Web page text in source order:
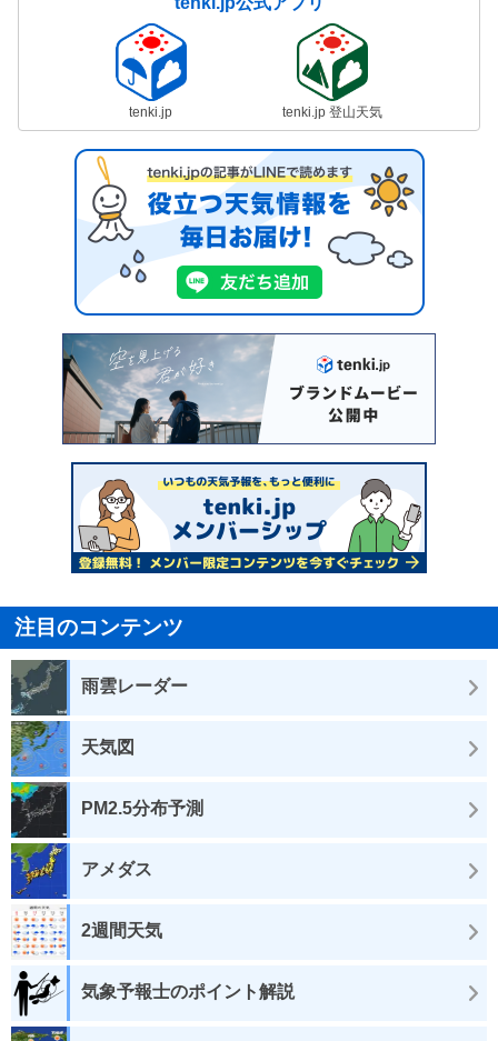
tenki.jp tenki.jp 登山天気
注目のコンテンツ
雨雲レーダー
天気図
PM2.5分布予測
アメダス
2週間天気
気象予報士のポイント解説